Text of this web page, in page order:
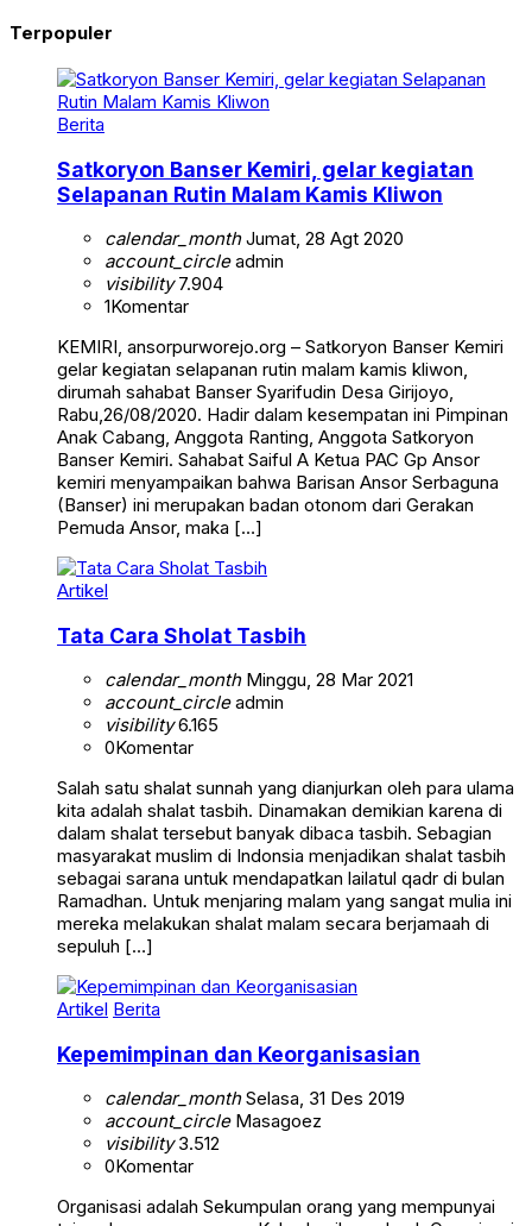
Terpopuler
Berita
Satkoryon Banser Kemiri, gelar kegiatan
Selapanan Rutin Malam Kamis Kliwon
calendar_monthJumat, 28 Agt 2020
account_circleadmin
visibility7.904
1Komentar
KEMIRI, ansorpurworejo.org – Satkoryon Banser Kemiri
gelar kegiatan selapanan rutin malam kamis kliwon,
dirumah sahabat Banser Syarifudin Desa Girijoyo,
Rabu,26/08/2020. Hadir dalam kesempatan ini Pimpinan
Anak Cabang, Anggota Ranting, Anggota Satkoryon
Banser Kemiri. Sahabat Saiful A Ketua PAC Gp Ansor
kemiri menyampaikan bahwa Barisan Ansor Serbaguna
(Banser) ini merupakan badan otonom dari Gerakan
Pemuda Ansor, maka […]
Artikel
Tata Cara Sholat Tasbih
calendar_monthMinggu, 28 Mar 2021
account_circleadmin
visibility6.165
0Komentar
Salah satu shalat sunnah yang dianjurkan oleh para ulama
kita adalah shalat tasbih. Dinamakan demikian karena di
dalam shalat tersebut banyak dibaca tasbih. Sebagian
masyarakat muslim di Indonsia menjadikan shalat tasbih
sebagai sarana untuk mendapatkan lailatul qadr di bulan
Ramadhan. Untuk menjaring malam yang sangat mulia ini
mereka melakukan shalat malam secara berjamaah di
sepuluh […]
Artikel Berita
Kepemimpinan dan Keorganisasian
calendar_monthSelasa, 31 Des 2019
account_circleMasagoez
visibility3.512
0Komentar
Organisasi adalah Sekumpulan orang yang mempunyai